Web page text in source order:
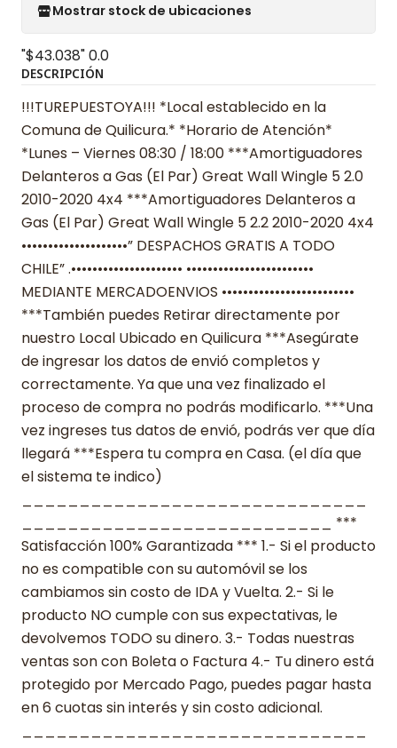
Mostrar stock de ubicaciones
"$43.038"0.0
DESCRIPCIÓN
!!!TUREPUESTOYA!!! *Local establecido en la
Comuna de Quilicura.* *Horario de Atención*
*Lunes – Viernes 08:30 / 18:00 ***Amortiguadores
Delanteros a Gas (El Par) Great Wall Wingle 5 2.0
2010-2020 4x4 ***Amortiguadores Delanteros a
Gas (El Par) Great Wall Wingle 5 2.2 2010-2020 4x4
••••••••••••••••••••” DESPACHOS GRATIS A TODO
CHILE” .••••••••••••••••••••• ••••••••••••••••••••••••
MEDIANTE MERCADOENVIOS •••••••••••••••••••••••••
***También puedes Retirar directamente por
nuestro Local Ubicado en Quilicura ***Asegúrate
de ingresar los datos de envió completos y
correctamente. Ya que una vez finalizado el
proceso de compra no podrás modificarlo. ***Una
vez ingreses tus datos de envió, podrás ver que día
llegará ***Espera tu compra en Casa. (el día que
el sistema te indico)
___________________________ ***
Satisfacción 100% Garantizada *** 1.- Si el producto
no es compatible con su automóvil se los
cambiamos sin costo de IDA y Vuelta. 2.- Si le
producto NO cumple con sus expectativas, le
devolvemos TODO su dinero. 3.- Todas nuestras
ventas son con Boleta o Factura 4.- Tu dinero está
protegido por Mercado Pago, puedes pagar hasta
en 6 cuotas sin interés y sin costo adicional.